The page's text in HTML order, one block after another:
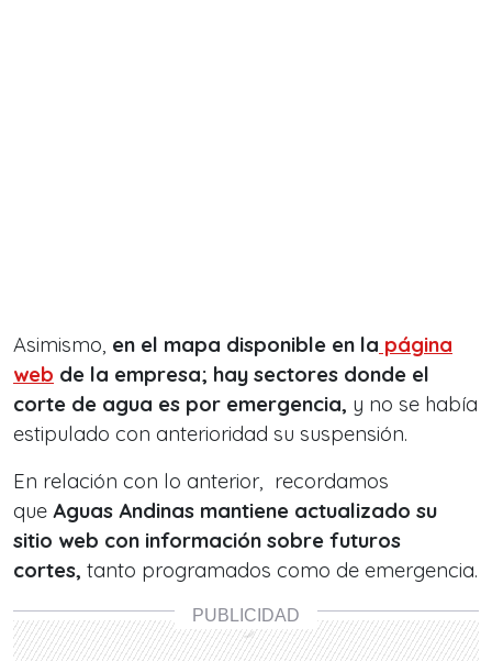
Asimismo, en el mapa disponible en la página
web de la empresa; hay sectores donde el
corte de agua es por emergencia, y no se había
estipulado con anterioridad su suspensión.
En relación con lo anterior, recordamos
que Aguas Andinas mantiene actualizado su
sitio web con información sobre futuros
cortes, tanto programados como de emergencia.